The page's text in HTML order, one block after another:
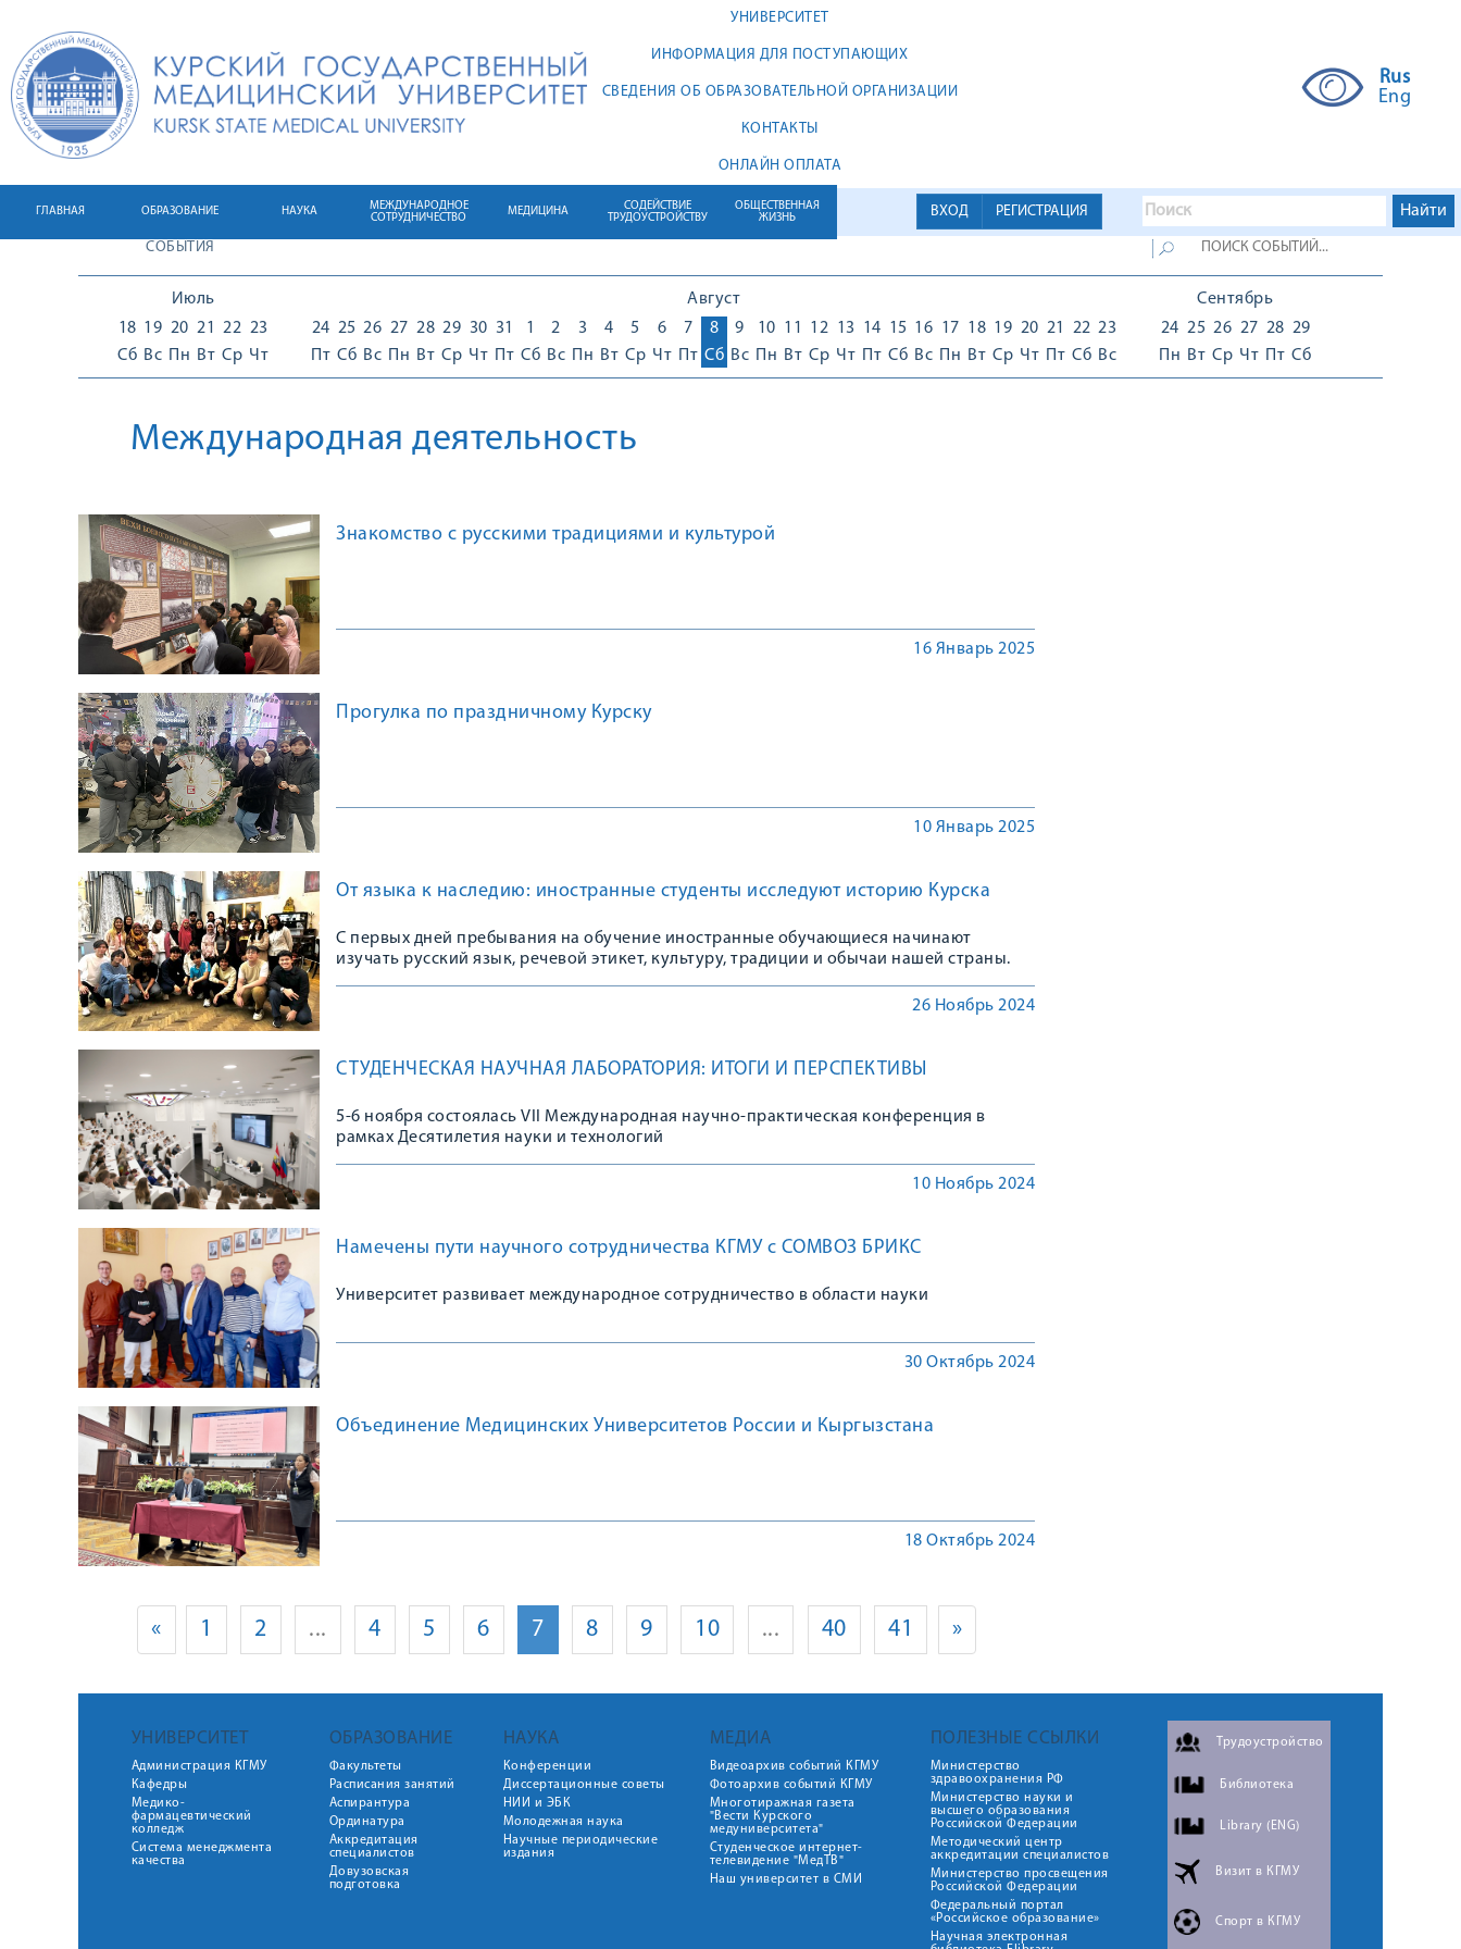
УНИВЕРСИТЕТ
ИНФОРМАЦИЯ ДЛЯ ПОСТУПАЮЩИХ
СВЕДЕНИЯ ОБ ОБРАЗОВАТЕЛЬНОЙ ОРГАНИЗАЦИИ
КОНТАКТЫ
ОНЛАЙН ОПЛАТА
Rus
Eng
ВХОД РЕГИСТРАЦИЯ
ГЛАВНАЯ ОБРАЗОВАНИЕ НАУКА
МЕЖДУНАРОДНОЕ
СОТРУДНИЧЕСТВО
МЕДИЦИНА
СОДЕЙСТВИЕ
ТРУДОУСТРОЙСТВУ
ОБЩЕСТВЕННАЯ
ЖИЗНЬ
СОБЫТИЯ
Июль
18
Сб
19
Вс
20
Пн
21
Вт
22
Ср
23
Чт
Август
24
Пт
25
Сб
26
Вс
27
Пн
28
Вт
29
Ср
30
Чт
31
Пт
1
Сб
2
Вс
3
Пн
4
Вт
5
Ср
6
Чт
7
Пт
8
Сб
9
Вс
10
Пн
11
Вт
12
Ср
13
Чт
14
Пт
15
Сб
16
Вс
17
Пн
18
Вт
19
Ср
20
Чт
21
Пт
22
Сб
23
Вс
Сентябрь
24
Пн
25
Вт
26
Ср
27
Чт
28
Пт
29
Сб
Международная деятельность
Знакомство с русскими традициями и культурой
16 Январь 2025
Прогулка по праздничному Курску
10 Январь 2025
От языка к наследию: иностранные студенты исследуют историю Курска
С первых дней пребывания на обучение иностранные обучающиеся начинают
изучать русский язык, речевой этикет, культуру, традиции и обычаи нашей страны.
26 Ноябрь 2024
СТУДЕНЧЕСКАЯ НАУЧНАЯ ЛАБОРАТОРИЯ: ИТОГИ И ПЕРСПЕКТИВЫ
5-6 ноября состоялась VII Международная научно-практическая конференция в
рамках Десятилетия науки и технологий
10 Ноябрь 2024
Намечены пути научного сотрудничества КГМУ с СОМВОЗ БРИКС
Университет развивает международное сотрудничество в области науки
30 Октябрь 2024
Объединение Медицинских Университетов России и Кыргызстана
18 Октябрь 2024
« 1 2 ... 4 5 6 7 8 9 10 ... 40 41 »
УНИВЕРСИТЕТ
Администрация КГМУ
Кафедры
Медико-
фармацевтический
колледж
Система менеджмента
качества
ОБРАЗОВАНИЕ
Факультеты
Расписания занятий
Аспирантура
Ординатура
Аккредитация
специалистов
Довузовская
подготовка
НАУКА
Конференции
Диссертационные советы
НИИ и ЭБК
Молодежная наука
Научные периодические
издания
МЕДИА
Видеоархив событий КГМУ
Фотоархив событий КГМУ
Многотиражная газета
"Вести Курского
медуниверситета"
Студенческое интернет-
телевидение "МедТВ"
Наш университет в СМИ
ПОЛЕЗНЫЕ ССЫЛКИ
Министерство
здравоохранения РФ
Министерство науки и
высшего образования
Российской Федерации
Методический центр
аккредитации специалистов
Министерство просвещения
Российской Федерации
Федеральный портал
«Российское образование»
Научная электронная
Трудоустройство
Библиотека
Library (ENG)
Визит в КГМУ
Спорт в КГМУ